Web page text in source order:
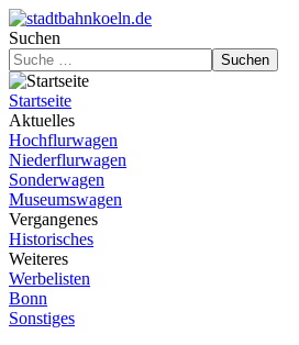
Suchen
Suchen
Startseite
Aktuelles
Hochflurwagen
Niederflurwagen
Sonderwagen
Museumswagen
Vergangenes
Historisches
Weiteres
Werbelisten
Bonn
Sonstiges